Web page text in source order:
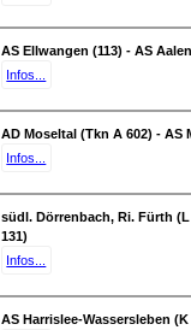
AS Ellwangen (113) - AS
Infos...
AD Moseltal (Tkn A 602) - AS
Infos...
südl. Dörrenbach, Ri. Fürth
131)
Infos...
AS Harrislee-Wassersleben